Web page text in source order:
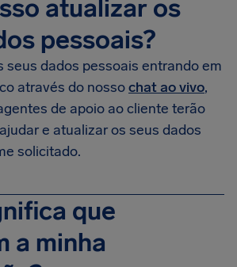
atualizar os
pessoais?
seus dados pessoais entrando em
através do nossochat ao vivo,
de apoio ao cliente terão
e atualizar os seus dados
solicitado.
que
a minha